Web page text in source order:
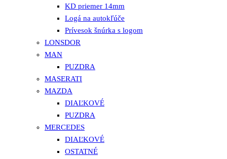
KD priemer 14mm
Logá na autokľúče
Prívesok šnúrka s logom
LONSDOR
MAN
PUZDRA
MASERATI
MAZDA
DIAĽKOVÉ
PUZDRA
MERCEDES
DIAĽKOVÉ
OSTATNÉ